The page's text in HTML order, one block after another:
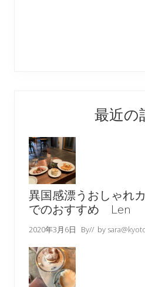
最近の
異国感漂うおしゃれ
でのおすすめ Len
2020年3月6日 By// by